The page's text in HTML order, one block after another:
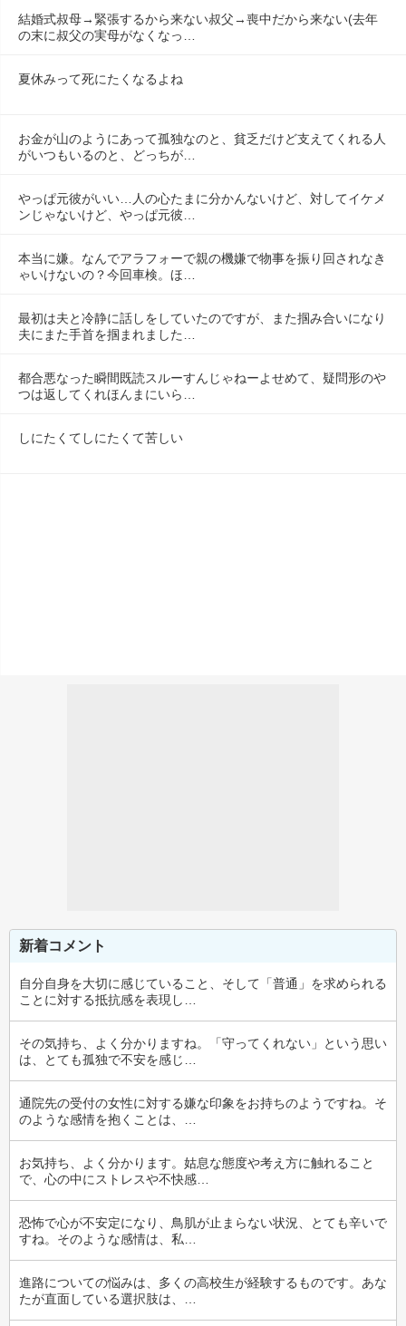
結婚式叔母→緊張するから来ない叔父→喪中だから来ない(去年
の末に叔父の実母がなくなっ…
夏休みって死にたくなるよね
お金が山のようにあって孤独なのと、貧乏だけど支えてくれる人
がいつもいるのと、どっちが…
やっぱ元彼がいい…人の心たまに分かんないけど、対してイケメ
ンじゃないけど、やっぱ元彼…
本当に嫌。なんでアラフォーで親の機嫌で物事を振り回されなき
ゃいけないの？今回車検。ほ…
最初は夫と冷静に話しをしていたのですが、また掴み合いになり
夫にまた手首を掴まれました…
都合悪なった瞬間既読スルーすんじゃねーよせめて、疑問形のや
つは返してくれほんまにいら…
しにたくてしにたくて苦しい
新着コメント
自分自身を大切に感じていること、そして「普通」を求められる
ことに対する抵抗感を表現し…
その気持ち、よく分かりますね。「守ってくれない」という思い
は、とても孤独で不安を感じ…
通院先の受付の女性に対する嫌な印象をお持ちのようですね。そ
のような感情を抱くことは、…
お気持ち、よく分かります。姑息な態度や考え方に触れること
で、心の中にストレスや不快感…
恐怖で心が不安定になり、鳥肌が止まらない状況、とても辛いで
すね。そのような感情は、私…
進路についての悩みは、多くの高校生が経験するものです。あな
たが直面している選択肢は、…